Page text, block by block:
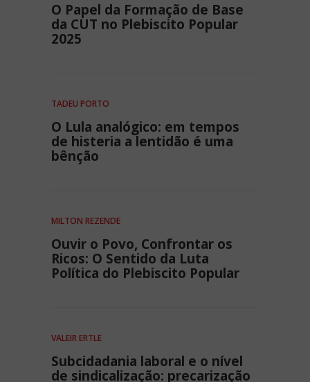
O Papel da Formação de Base
da CUT no Plebiscito Popular
2025
TADEU PORTO
O Lula analógico: em tempos
de histeria a lentidão é uma
bênção
MILTON REZENDE
Ouvir o Povo, Confrontar os
Ricos: O Sentido da Luta
Política do Plebiscito Popular
VALEIR ERTLE
Subcidadania laboral e o nível
de sindicalização: precarização